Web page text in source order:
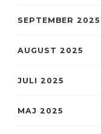
SEPTEMBER 2025
AUGUST 2025
JULI 2025
MAJ 2025